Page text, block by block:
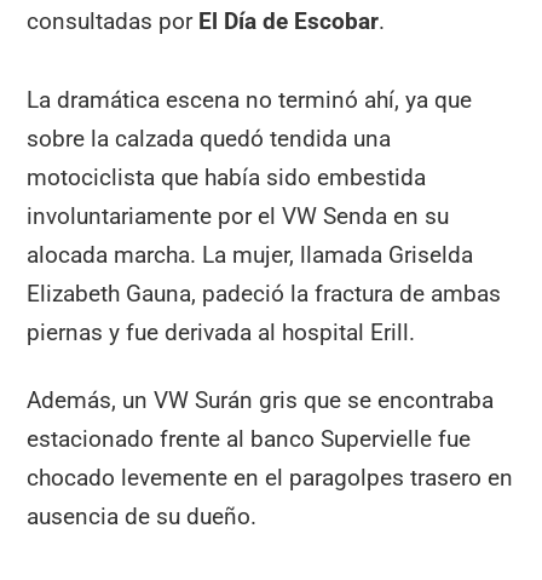
consultadas por El Día de Escobar.
La dramática escena no terminó ahí, ya que
sobre la calzada quedó tendida una
motociclista que había sido embestida
involuntariamente por el VW Senda en su
alocada marcha. La mujer, llamada Griselda
Elizabeth Gauna, padeció la fractura de ambas
piernas y fue derivada al hospital Erill.
Además, un VW Surán gris que se encontraba
estacionado frente al banco Supervielle fue
chocado levemente en el paragolpes trasero en
ausencia de su dueño.